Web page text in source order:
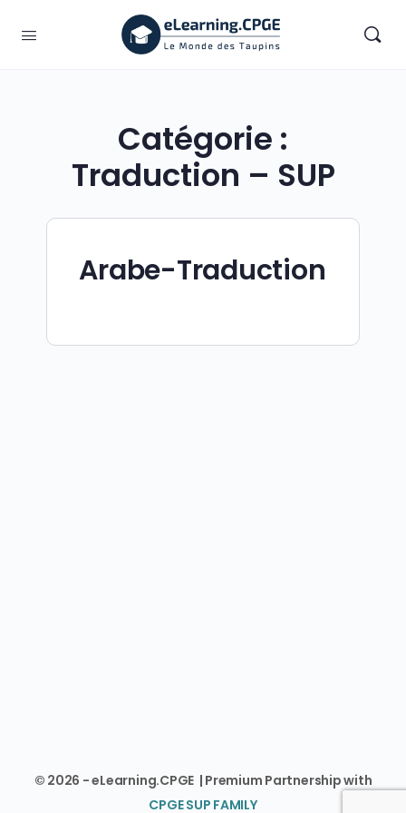
Catégorie :
Traduction – SUP
Arabe-Traduction
© 2026 - eLearning.CPGE | Premium Partnership with
CPGE SUP FAMILY